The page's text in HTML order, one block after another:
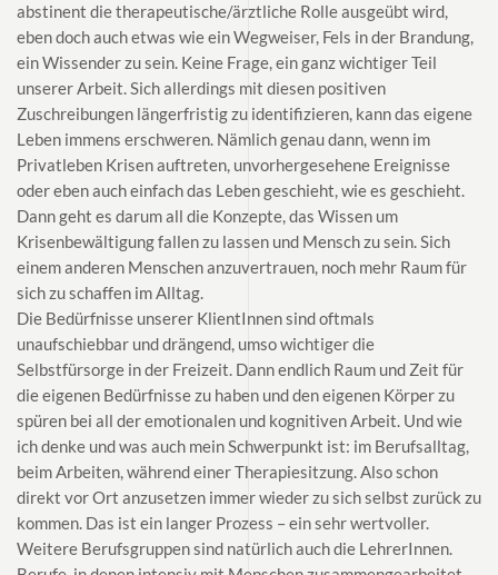
abstinent die therapeutische/ärztliche Rolle ausgeübt wird,
eben doch auch etwas wie ein Wegweiser, Fels in der Brandung,
ein Wissender zu sein. Keine Frage, ein ganz wichtiger Teil
unserer Arbeit. Sich allerdings mit diesen positiven
Zuschreibungen längerfristig zu identifizieren, kann das eigene
Leben immens erschweren. Nämlich genau dann, wenn im
Privatleben Krisen auftreten, unvorhergesehene Ereignisse
oder eben auch einfach das Leben geschieht, wie es geschieht.
Dann geht es darum all die Konzepte, das Wissen um
Krisenbewältigung fallen zu lassen und Mensch zu sein. Sich
einem anderen Menschen anzuvertrauen, noch mehr Raum für
sich zu schaffen im Alltag.
Die Bedürfnisse unserer KlientInnen sind oftmals
unaufschiebbar und drängend, umso wichtiger die
Selbstfürsorge in der Freizeit. Dann endlich Raum und Zeit für
die eigenen Bedürfnisse zu haben und den eigenen Körper zu
spüren bei all der emotionalen und kognitiven Arbeit. Und wie
ich denke und was auch mein Schwerpunkt ist: im Berufsalltag,
beim Arbeiten, während einer Therapiesitzung. Also schon
direkt vor Ort anzusetzen immer wieder zu sich selbst zurück zu
kommen. Das ist ein langer Prozess – ein sehr wertvoller.
Weitere Berufsgruppen sind natürlich auch die LehrerInnen.